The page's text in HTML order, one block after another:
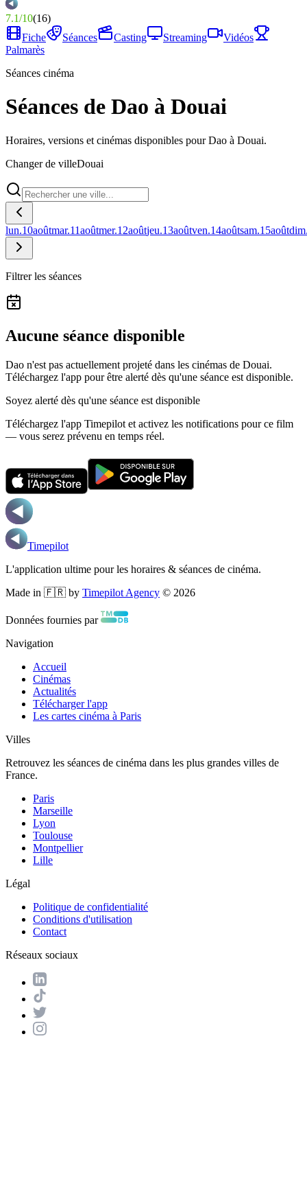
7.1/10(16)
Fiche
Séances Casting Streaming
Vidéos
Palmarès
Séances cinéma
Séances de Dao à Douai
Horaires, versions et cinémas disponibles pour Dao à Douai.
Changer de villeDouai
lun.10aoûtmar.11aoûtmer.12aoûtjeu.13aoûtven.14aoûtsam.15août
Filtrer les séances
Aucune séance disponible
Dao n'est pas actuellement projeté dans les cinémas de Douai.
Téléchargez l'app pour être alerté dès qu'une séance est disponible.
Soyez alerté dès qu'une séance est disponible
Téléchargez l'app Timepilot et activez les notifications pour ce film
— vous serez prévenu en temps réel.
Timepilot
L'application ultime pour les horaires & séances de cinéma.
Made in 🇫🇷 by Timepilot Agency © 2026
Données fournies par
Navigation
Accueil
Cinémas
Actualités
Télécharger l'app
Les cartes cinéma à Paris
Villes
Retrouvez les séances de cinéma dans les plus grandes villes de
France.
Paris
Marseille
Lyon
Toulouse
Montpellier
Lille
Légal
Politique de confidentialité
Conditions d'utilisation
Contact
Réseaux sociaux